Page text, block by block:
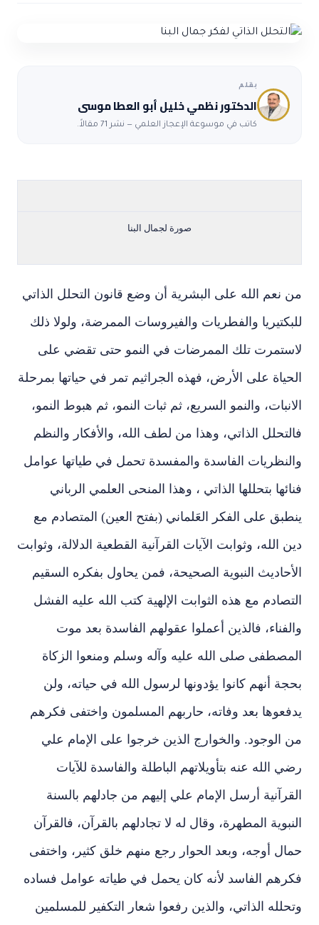
قصص للعبرة
مقالات اسلامية
حول السنة
الدكتور نظمي خليل أبو العطا موسى
كاتب في موسوعة الإعجاز العلمي — نشر 71 مقالاً.
صورة لجمال البنا
من نعم الله على البشرية أن وضع قانون التحلل الذاتي
للبكتيريا والفطريات والفيروسات الممرضة، ولولا ذلك
لاستمرت تلك الممرضات في النمو حتى تقضي على
الحياة على الأرض، فهذه الجراثيم تمر في حياتها بمرحلة
الانبات، والنمو السريع، ثم ثبات النمو، ثم هبوط النمو،
فالتحلل الذاتي، وهذا من لطف الله، والأفكار والنظم
والنظريات الفاسدة والمفسدة تحمل في طياتها عوامل
فنائها بتحللها الذاتي ، وهذا المنحى العلمي الرباني
ينطبق على الفكر العَلماني (بفتح العين) المتصادم مع
دين الله، وثوابت الآيات القرآنية القطعية الدلالة، وثوابت
الأحاديث النبوية الصحيحة، فمن يحاول بفكره السقيم
التصادم مع هذه الثوابت الإلهية كتب الله عليه الفشل
والفناء، فالذين أعملوا عقولهم الفاسدة بعد موت
المصطفى صلى الله عليه وآله وسلم ومنعوا الزكاة
بحجة أنهم كانوا يؤدونها لرسول الله في حياته، ولن
يدفعوها بعد وفاته، حاربهم المسلمون واختفى فكرهم
من الوجود. والخوارج الذين خرجوا على الإمام علي
رضي الله عنه بتأويلاتهم الباطلة والفاسدة للآيات
القرآنية أرسل الإمام علي إليهم من جادلهم بالسنة
النبوية المطهرة، وقال له لا تجادلهم بالقرآن، فالقرآن
حمال أوجه، وبعد الحوار رجع منهم خلق كثير، واختفى
فكرهم الفاسد لأنه كان يحمل في طياته عوامل فساده
وتحلله الذاتي، والذين رفعوا شعار التكفير للمسلمين